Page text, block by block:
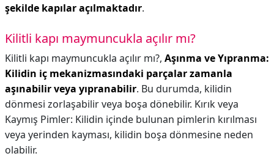
şekilde kapılar açılmaktadır.
Kilitli kapı maymuncukla açılır mı?
Kilitli kapı maymuncukla açılır mı?, Aşınma ve Yıpranma:
Kilidin iç mekanizmasındaki parçalar zamanla
aşınabilir veya yıpranabilir. Bu durumda, kilidin
dönmesi zorlaşabilir veya boşa dönebilir. Kırık veya
Kaymış Pimler: Kilidin içinde bulunan pimlerin kırılması
veya yerinden kayması, kilidin boşa dönmesine neden
olabilir.